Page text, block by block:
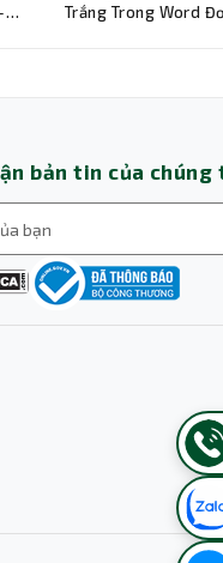
Trắng Trong Word
bản tin của chúng